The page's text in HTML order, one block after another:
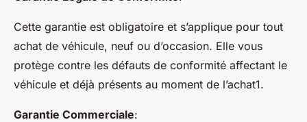
Cette garantie est obligatoire et s’applique pour tout
achat de véhicule, neuf ou d’occasion. Elle vous
protège contre les défauts de conformité affectant le
véhicule et déjà présents au moment de l’achat1.
Garantie Commerciale: